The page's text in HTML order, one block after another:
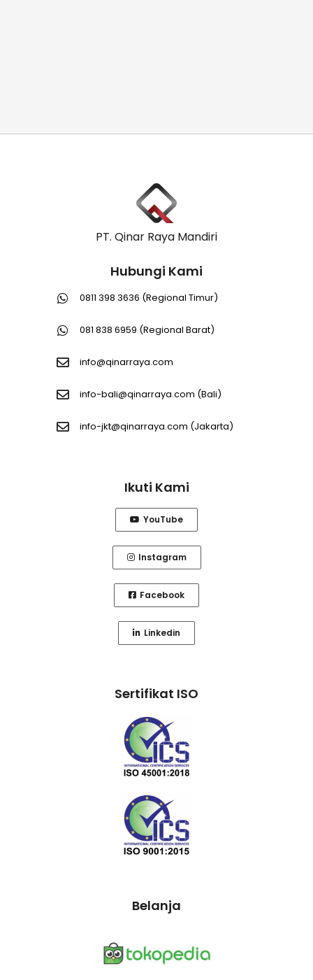
PT. Qinar Raya Mandiri
Hubungi Kami
0811 398 3636 (Regional Timur)
081 838 6959 (Regional Barat)
info@qinarraya.com
info-bali@qinarraya.com (Bali)
info-jkt@qinarraya.com (Jakarta)
Ikuti Kami
YouTube
Instagram
Facebook
Linkedin
Sertifikat ISO
Belanja